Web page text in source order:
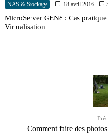
NAS & Stockage 18 avril 2016
MicroServer GEN8 : Cas
Virtualisation
Comment faire des